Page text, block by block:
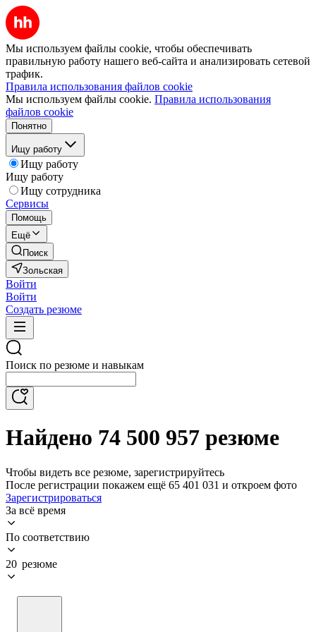
Мы используем файлы cookie, чтобы обеспечивать
правильную работу нашего веб-сайта и анализировать сетевой
трафик.
Правила использования файлов cookie
Мы используем файлы cookie. Правила использования
файлов cookie
Понятно
Ищу работу
Ищу работу
Ищу работу
Ищу сотрудника
Сервисы
Помощь
Ещё
Поиск
Зольская
Войти
Войти
Создать резюме
Поиск по резюме и навыкам
Найдено 74 500 957 резюме
Чтобы видеть все резюме, зарегистрируйтесь
После регистрации покажем ещё 65 401 031 и откроем фото
Зарегистрироваться
За всё время
По соответствию
20 резюме